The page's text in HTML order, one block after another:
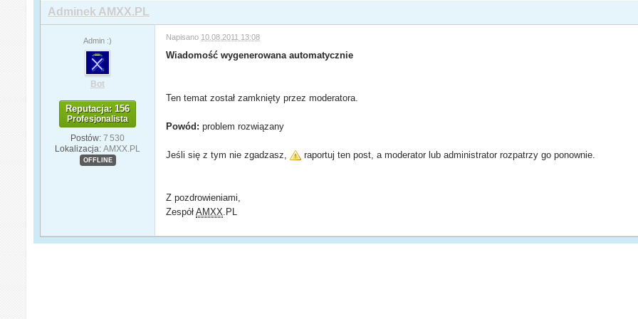
Adminek AMXX.PL
Admin :)
Bot
Reputacja: 156
Profesjonalista
Postów: 7 530
Lokalizacja: AMXX.PL
OFFLINE
Napisano 10.08.2011 13:08
Wiadomość wygenerowana automatycznie
Ten temat został zamknięty przez moderatora.
Powód: problem rozwiązany
Jeśli się z tym nie zgadzasz, raportuj ten post, a moderator lub administrator rozpatrzy go ponownie.
Z pozdrowieniami,
ZespółAMXX .PL